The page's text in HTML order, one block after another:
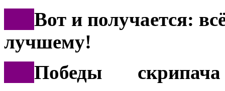
Вот и получается:
лучшему!
Победы